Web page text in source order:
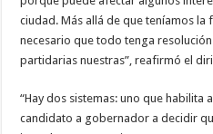
ciudad. Más allá de que teníamos la
necesario que todo tenga
partidarias nuestras”, reafirmó el
“Hay dos sistemas: uno que habilita
candidato a gobernador a decidir